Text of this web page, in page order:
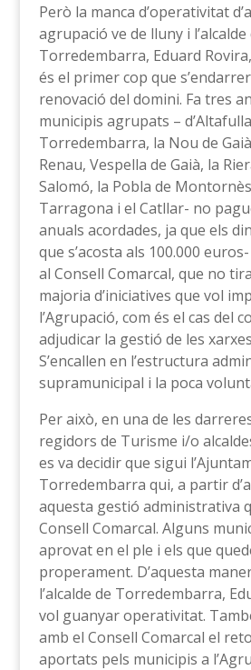
Però la manca d’operativitat
agrupació ve de lluny i l’alcalde
Torredembarra, Eduard
és el primer cop que
renovació del domini. Fa tres
municipis agrupats –
Torredembarra, la Nou de
Renau, Vespella de Gaià, la
Salomó, la Pobla de
Tarragona i el Catllar- no
anuals acordades, ja que els
que s’acosta als 100.000
al Consell Comarcal, que no
majoria d’iniciatives que vol
l’Agrupació, com és el cas del
adjudicar la gestió de les
S’encallen en l’estructura
supramunicipal i la poca
Per això, en una de les
regidors de Turisme i/o
es va decidir que sigui
Torredembarra qui, a partir
aquesta gestió administrativa
Consell Comarcal. Alguns
aprovat en el ple i els que
properament. D’aquesta
l’alcalde de Torredembarra,
vol guanyar operativitat.
amb el Consell Comarcal el
aportats pels municipis a